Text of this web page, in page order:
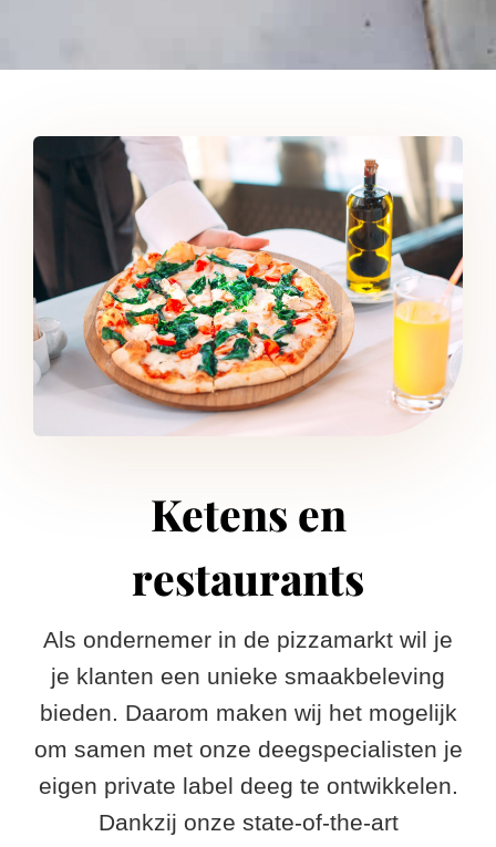
Ketens en
restaurants
Als ondernemer in de pizzamarkt wil je
je klanten een unieke smaakbeleving
bieden. Daarom maken wij het mogelijk
om samen met onze deegspecialisten je
eigen private label deeg te ontwikkelen.
Dankzij onze state-of-the-art